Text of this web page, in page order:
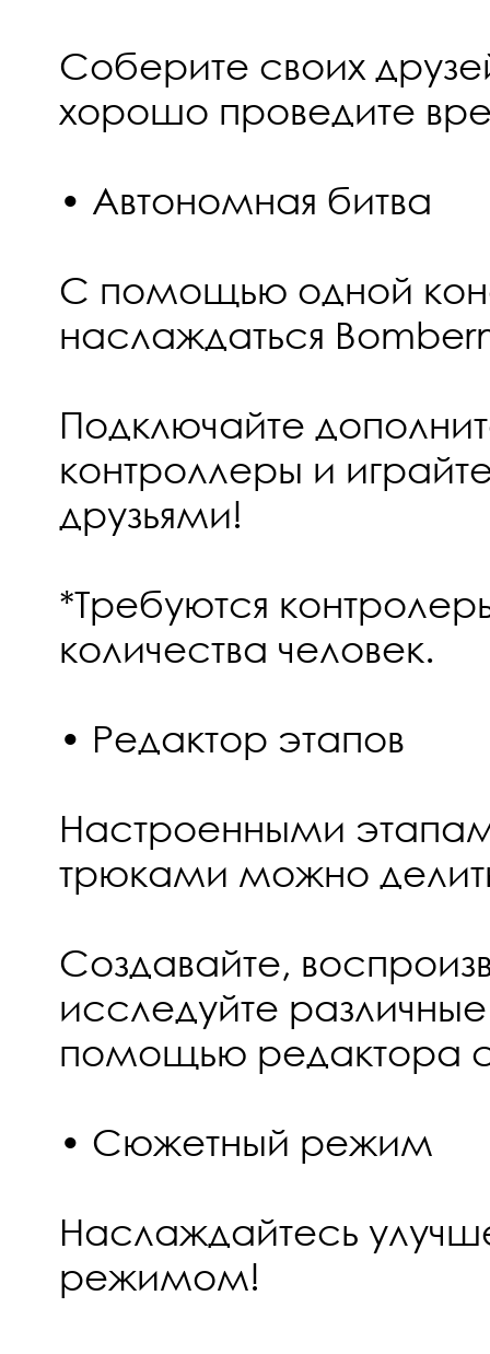
Соберите своих
хорошо проведите
• Автономная битва
С помощью одной
наслаждаться
Подключайте
контроллеры и
друзьями!
*Требуются
количества человек.
• Редактор этапов
Настроенными
трюками можно
Создавайте,
исследуйте
помощью редактора
• Сюжетный режим
Наслаждайтесь
режимом!